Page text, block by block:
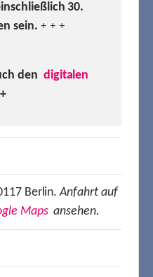
30.
sein. + + +
den digitalen
Berlin.Anfahrt auf
Mapsansehen.